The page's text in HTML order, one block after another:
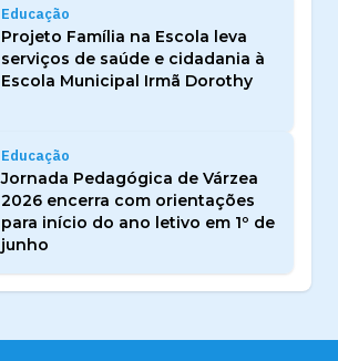
Educação
Projeto Família na Escola leva
serviços de saúde e cidadania à
Escola Municipal Irmã Dorothy
Educação
Jornada Pedagógica de Várzea
2026 encerra com orientações
para início do ano letivo em 1º de
junho